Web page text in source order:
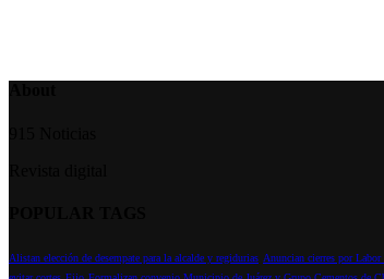
Alistan elección de desempate para la alcalde y regidurias Anuncian cierres por Labor